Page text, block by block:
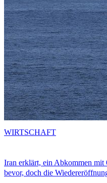
Iran erklärt, ein Abkommen mit
bevor, doch die
WIRTSCHAFT